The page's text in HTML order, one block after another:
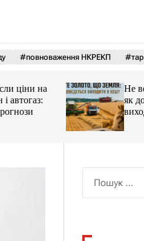
#повноваження НКРЕКП
ціни на
Не все
як
к